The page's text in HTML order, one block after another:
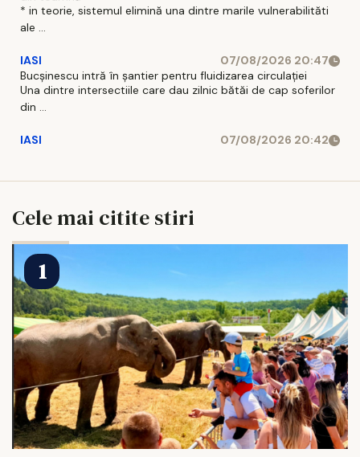
* in teorie, sistemul elimină una dintre marile vulnerabilităti
ale ...
IASI
07/08/2026 20:47
Bucșinescu intră în șantier pentru fluidizarea circulației
Una dintre intersectiile care dau zilnic bătăi de cap soferilor
din ...
IASI 07/08/2026 20:42
Cele mai citite stiri